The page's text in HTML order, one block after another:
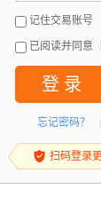
记住交易账号
已阅读并同意
登 录
忘记密码？
扫码登录